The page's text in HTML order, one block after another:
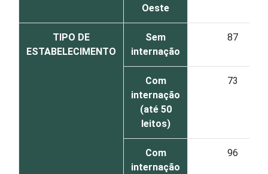
Oeste
TIPO DE
ESTABELECIMENTO
Sem
internação
87
Com
internação
(até 50
leitos)
73
Com
internação
96